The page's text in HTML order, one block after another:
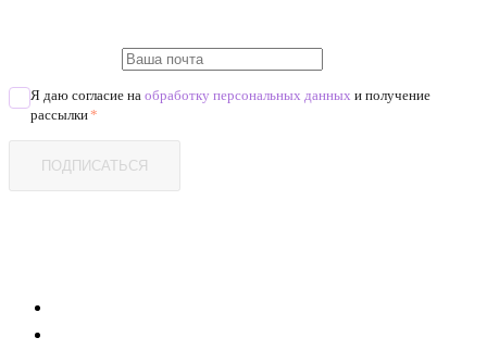
Я даю согласие на обработку персональных данных и получение
рассылки*
ПОДПИСАТЬСЯ